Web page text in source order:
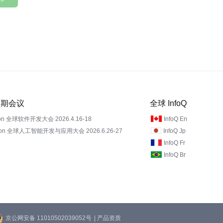
会议
全球软件开发大会 2026.4.16-18
全球人工智能开发与应用大会 2026.6.26-27
全球 InfoQ
InfoQ En
InfoQ Jp
InfoQ Fr
InfoQ Br
京公网安备 11010502039052号 | 产品资质